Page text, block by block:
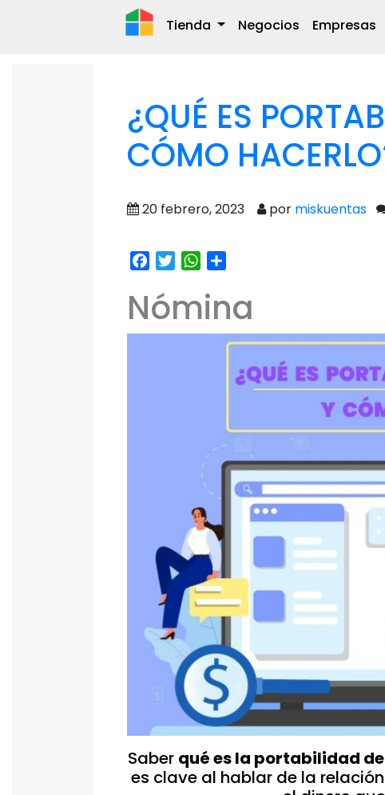
Tienda Negocios Empresas
¿QUÉ ES
CÓMO
20 febrero, 2023 por miskuentas
Facebook
TwitterWhatsApp
Nómina
Saber qué es la portabilidad
es clave al hablar de la